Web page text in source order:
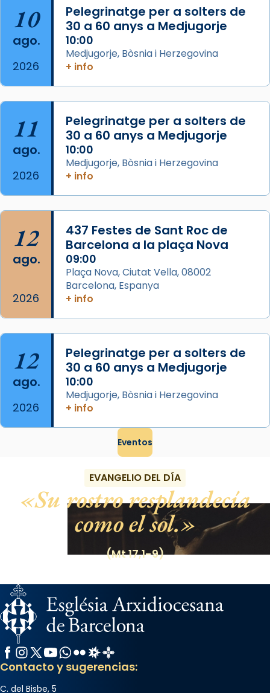
Arquebisbat de Barcelona
2 weeks ago
Memòria de les santes Juliana i
Acompanyant la història de sant Cugat, a
partir de l’Edat Mitjana sorgeix la tradició
que les santes Juliana (“relatiu a Júlia”) i
Semproniana (“relatiu a Semprònia =
eterna”) són deixebles seves. I l’any 1667, el
frare Joan Gaspar Roig, afirma en una obra
que les santes són filles de l’antiga Iluro.
Mataró en reivindicarà les relíq
Foto
View on Facebook · Share
10
ago.
2026
Pelegrinatge per a solters de
30 a 60 anys a Medjugorje
10:00
Medjugorje, Bòsnia i Herzegovina
+ info
11
ago.
2026
Pelegrinatge per a solters de
30 a 60 anys a Medjugorje
10:00
Medjugorje, Bòsnia i Herzegovina
+ info
12
ago.
2026
437 Festes de Sant Roc de
Barcelona a la plaça Nova
09:00
Plaça Nova, Ciutat Vella, 08002
Barcelona, Espanya
+ info
12
ago.
2026
Pelegrinatge per a solters de
30 a 60 anys a Medjugorje
10:00
Medjugorje, Bòsnia i Herzegovina
+ info
Eventos
EVANGELIO DEL DÍA
Su rostro resplandecía
como el sol.
(Mt 17,1-9)
Facebook
Instagram
X / Twitter
YouTube
WhatsApp
FlickrRadio Estel
Catalunya Cristiana
Contacto y sugerencias:
C. del Bisbe, 5